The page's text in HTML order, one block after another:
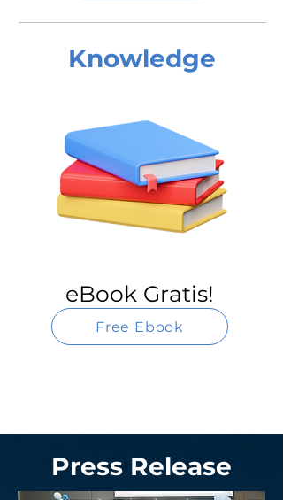
Knowledge
eBook Gratis!
Free Ebook
Press Release